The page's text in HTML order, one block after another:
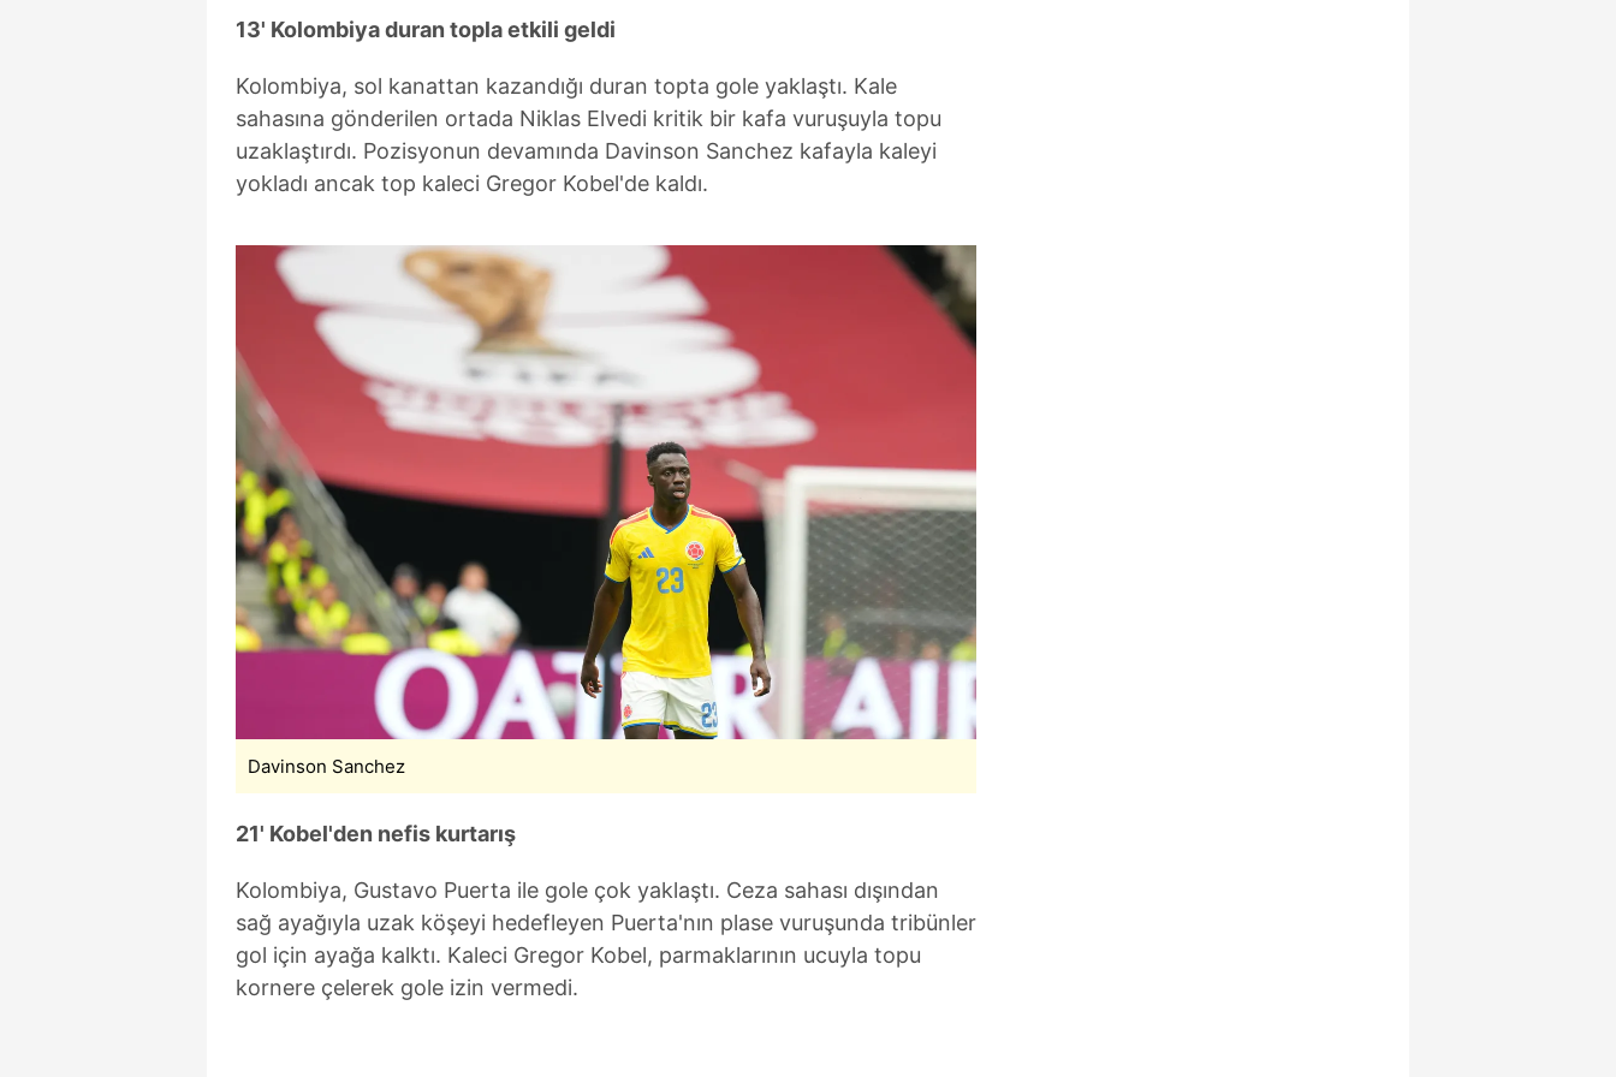
mevzuata uygun olarak kullanılan çerezlerle ilgili bilgi almak için lütfen
13' Kolombiya duran topla etkili geldi
Kolombiya, sol kanattan kazandığı duran topta gole yaklaştı. Kale
sahasına gönderilen ortada Niklas Elvedi kritik bir kafa vuruşuyla topu
uzaklaştırdı. Pozisyonun devamında Davinson Sanchez kafayla kaleyi
yokladı ancak top kaleci Gregor Kobel'de kaldı.
Davinson Sanchez
21' Kobel'den nefis kurtarış
Kolombiya, Gustavo Puerta ile gole çok yaklaştı. Ceza sahası dışından
sağ ayağıyla uzak köşeyi hedefleyen Puerta'nın plase vuruşunda tribünler
gol için ayağa kalktı. Kaleci Gregor Kobel, parmaklarının ucuyla topu
kornere çelerek gole izin vermedi.